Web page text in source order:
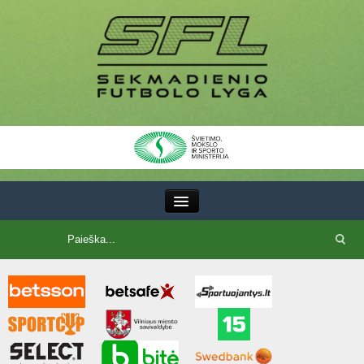
SFL taurė
7x7 CUP